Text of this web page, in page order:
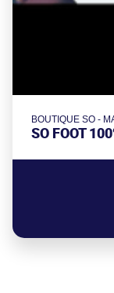
BOUTIQUE SO -
SO FOOT